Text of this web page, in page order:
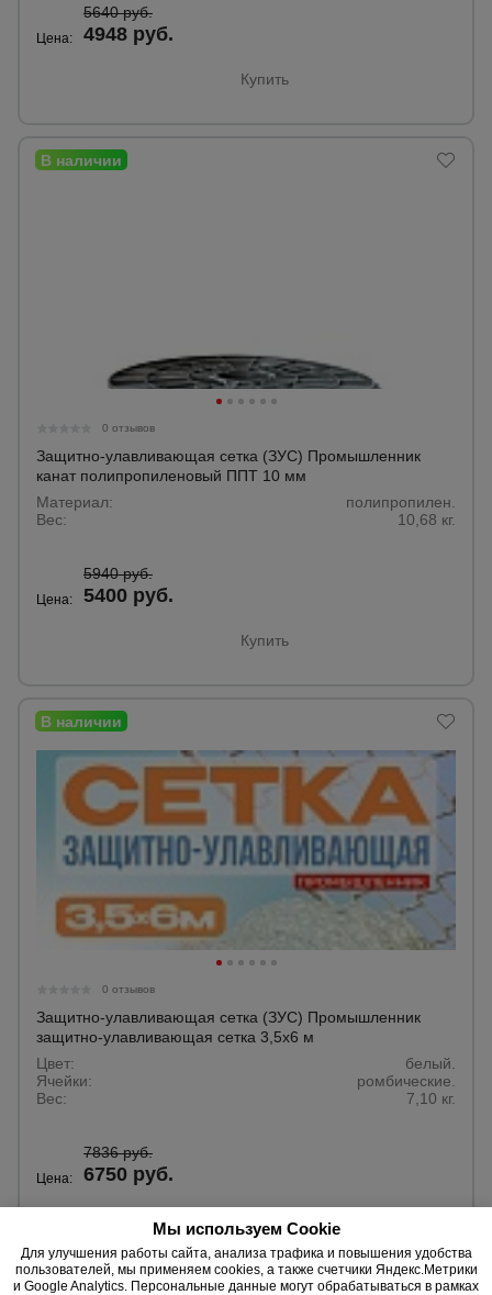
Цена:
5640 руб.
4948 руб.
Купить
0 отзывов
Защитно-улавливающая сетка (ЗУС) Промышленник
канат полипропиленовый ППТ 10 мм
Материал:
полипропилен.
Вес:
10,68 кг.
Цена:
5940 руб.
5400 руб.
Купить
0 отзывов
Защитно-улавливающая сетка (ЗУС) Промышленник
защитно-улавливающая сетка 3,5х6 м
Цвет:
белый.
Ячейки:
ромбические.
Вес:
7,10 кг.
Цена:
7836 руб.
6750 руб.
Мы используем Cookie
Для улучшения работы сайта, анализа трафика и повышения удобства
пользователей, мы применяем cookies, а также счетчики Яндекс.Метрики
и Google Analytics. Персональные данные могут обрабатываться в рамках